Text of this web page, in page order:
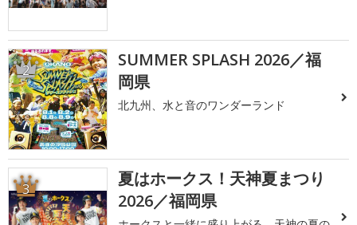
2
SUMMER SPLASH 2026／福
岡県
北九州、水と音のワンダーランド
3
夏はホークス！天神夏まつり
2026／福岡県